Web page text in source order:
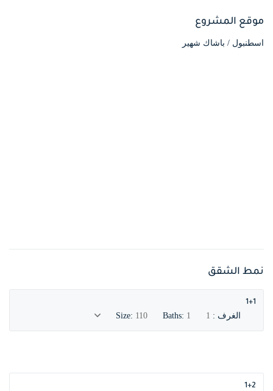
موقع المشروع
اسطنبول / باشاك شهير
نمط الشقق
1+1
الغرف : Baths: 1
Size: 110
1+2